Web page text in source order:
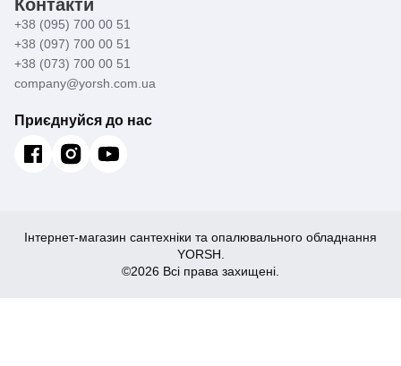
Контакти
+38 (095) 700 00 51
+38 (097) 700 00 51
+38 (073) 700 00 51
company@yorsh.com.ua
Приєднуйся до нас
Інтернет-магазин сантехніки та опалювального обладнання
YORSH.
©2026 Всі права захищені.